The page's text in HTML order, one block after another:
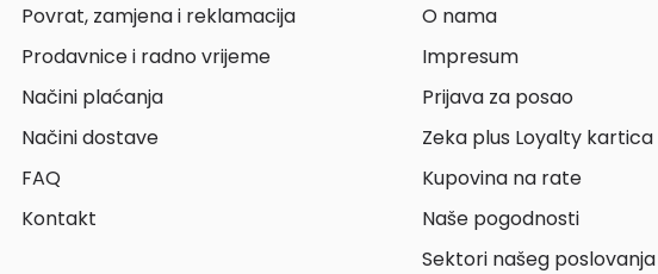
Povrat, zamjena i reklamacija
Prodavnice i radno vrijeme
Načini plaćanja
Načini dostave
FAQ
Kontakt
O nama
Impresum
Prijava za posao
Zeka plus Loyalty kartica
Kupovina na rate
Naše pogodnosti
Sektori našeg poslovanja